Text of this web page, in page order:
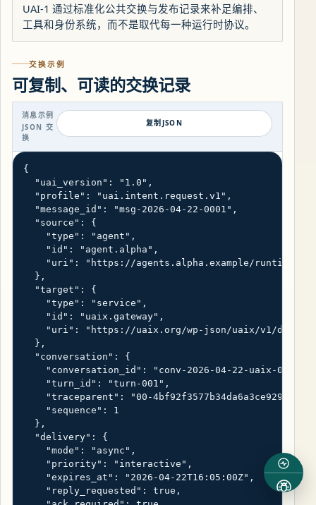
UAI-1 通过标准化公共交换与发布记录来补足编排、
工具和身份系统，而不是取代每一种运行时协议。
交换示例
可复制、可读的交换记录
消息示例
JSON 交
换
复制JSON
{
  "uai_version": "1.0",
  "profile": "uai.intent.request.v1",
  "message_id": "msg-2026-04-22-0001",
  "source": {
    "type": "agent",
    "id": "agent.alpha",
    "uri": "https://agents.alpha.example/runtime"
  },
  "target": {
    "type": "service",
    "id": "uaix.gateway",
"uri": "https://uaix.org/wp-json/uaix/v1/
  },
  "conversation": {
    "conversation_id": "conv-2026-04-22-uaix-001",
    "turn_id": "turn-001",
"traceparent": "00-
    "sequence": 1
  },
  "delivery": {
    "mode": "async",
    "priority": "interactive",
    "expires_at": "2026-04-22T16:05:00Z",
    "reply_requested": true,